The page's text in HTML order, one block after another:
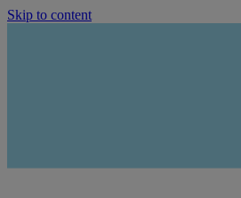
Skip to content